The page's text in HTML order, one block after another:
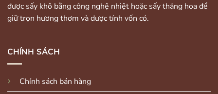
được sấy khô bằng công nghệ nhiệt hoặc sấy thăng hoa để
giữ trọn hương thơm và dược tính vốn có.
CHÍNH SÁCH
Chính sách bán hàng